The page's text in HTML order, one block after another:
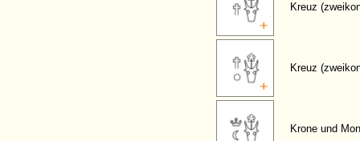
Kreuz
Kreuz
Krone und